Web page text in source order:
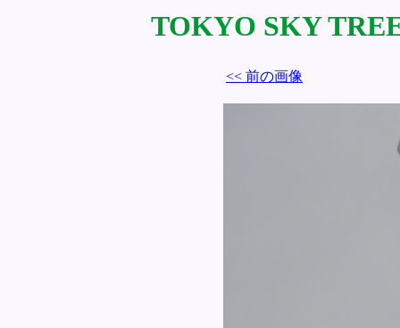
TOKYO SKY
<< 前の画像